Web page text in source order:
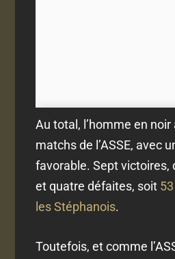
Au total, l’homme en noir
matchs de l’ASSE, avec
favorable. Sept victoires,
et quatre défaites, soit
les Stéphanois.
Toutefois, et comme